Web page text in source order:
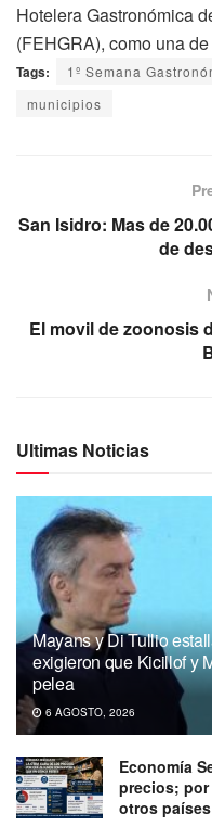
Hotelera Gastronómica
(FEHGRA), como una
Tags:
1º Semana
municipios
San Isidro: Mas de
de
El movil de zoonosis
Ultimas Noticias
Mayans y Di Tullio
exigieron que Kicillof y
pelea
6 AGOSTO, 2026
Economía
precios;
otros países